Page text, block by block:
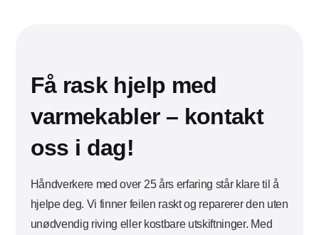
Få rask hjelp med
varmekabler – kontakt
oss i dag!
Håndverkere med over 25 års erfaring står klare til å
hjelpe deg. Vi finner feilen raskt og reparerer den uten
unødvendig riving eller kostbare utskiftninger. Med